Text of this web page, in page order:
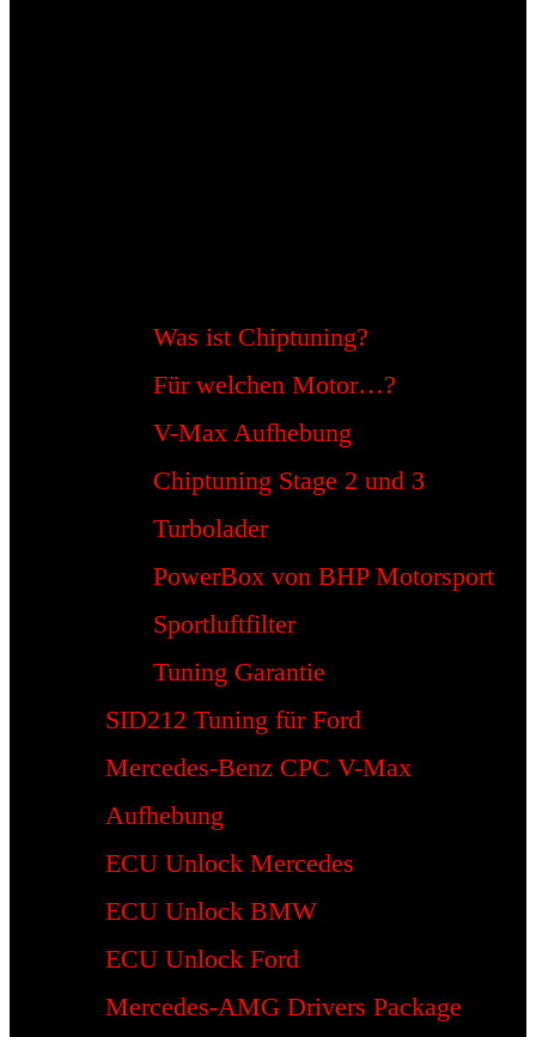
Was ist Chiptuning?
Für welchen Motor…?
V-Max Aufhebung
Chiptuning Stage 2 und 3
Turbolader
PowerBox von BHP Motorsport
Sportluftfilter
Tuning Garantie
SID212 Tuning für Ford
Mercedes-Benz CPC V-Max
Aufhebung
ECU Unlock Mercedes
ECU Unlock BMW
ECU Unlock Ford
Mercedes-AMG Drivers Package